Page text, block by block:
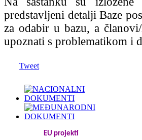
predstavljeni detalji Baze
za odabir u bazu, a
upoznati s problematikom i
Tweet
EU projekti